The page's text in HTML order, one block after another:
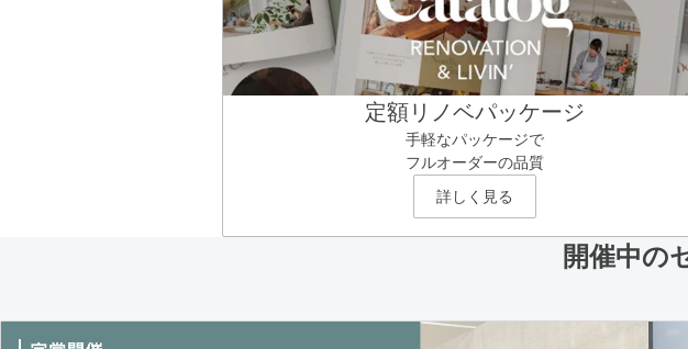
定額リノベパッケージ
手軽なパッケージで
フルオーダーの品質
詳しく見る
開催中の